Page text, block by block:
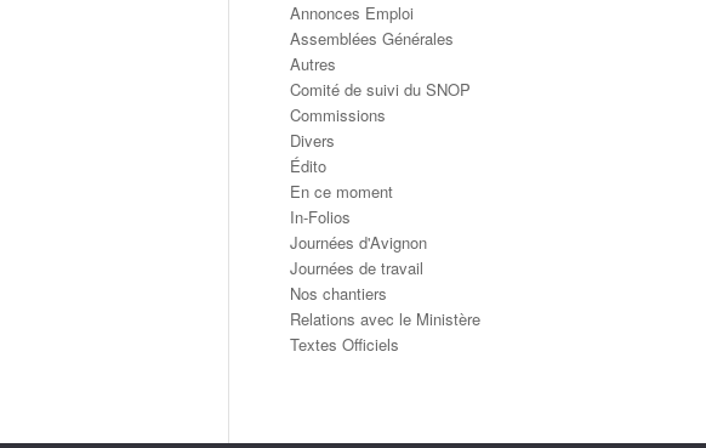
Annonces Emploi
Assemblées Générales
Autres
Comité de suivi du SNOP
Commissions
Divers
Édito
En ce moment
In-Folios
Journées d'Avignon
Journées de travail
Nos chantiers
Relations avec le Ministère
Textes Officiels